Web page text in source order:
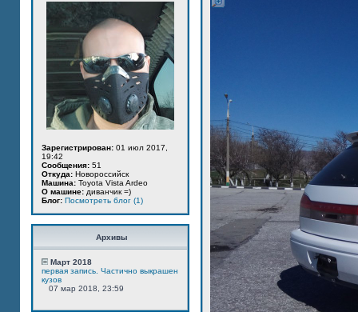
Зарегистрирован: 01 июл 2017,
19:42
Сообщения: 51
Откуда: Новороссийск
Машина: Toyota Vista Ardeo
О машине: диванчик =)
Блог: Посмотреть блог (1)
Архивы
Март 2018
первая запись. Частично выкрашен
кузов
07 мар 2018, 23:59